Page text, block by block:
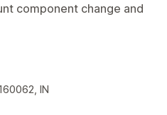
component change and
IN